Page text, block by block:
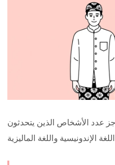
عدد الأشخاص الذين يتحدثون